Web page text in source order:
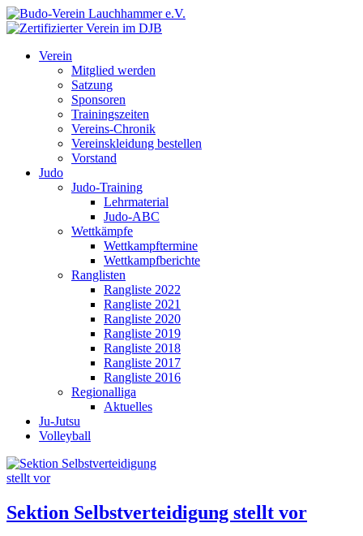
Verein
Mitglied werden
Satzung
Sponsoren
Trainingszeiten
Vereins-Chronik
Vereinskleidung bestellen
Vorstand
Judo
Judo-Training
Lehrmaterial
Judo-ABC
Wettkämpfe
Wettkampftermine
Wettkampfberichte
Ranglisten
Rangliste 2022
Rangliste 2021
Rangliste 2020
Rangliste 2019
Rangliste 2018
Rangliste 2017
Rangliste 2016
Regionalliga
Aktuelles
Ju-Jutsu
Volleyball
Sektion Selbstverteidigung stellt vor